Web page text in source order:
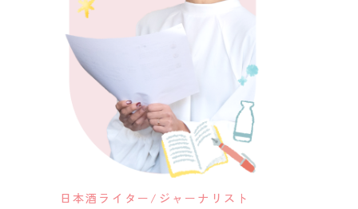
日本酒ライター/ジャーナリスト